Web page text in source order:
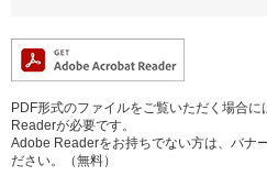
PDF形式のファイルをご覧いただく場合
Readerが必要です。
Adobe Readerをお持ちでない方は、バナ
ださい。（無料）